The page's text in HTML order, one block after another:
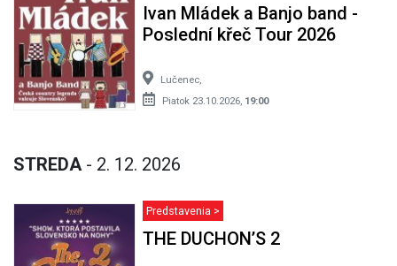
Ivan Mládek a Banjo band -
Poslední křeč Tour 2026
Lučenec,
Piatok 23.10.2026, 19:00
STREDA - 2. 12. 2026
Predstavenia >
THE DUCHON’S 2